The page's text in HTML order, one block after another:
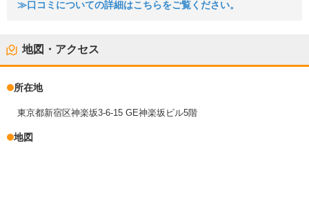
≫口コミについての詳細はこちらをご覧ください。
地図・アクセス
所在地
東京都新宿区神楽坂3-6-15 GE神楽坂ビル5階
地図